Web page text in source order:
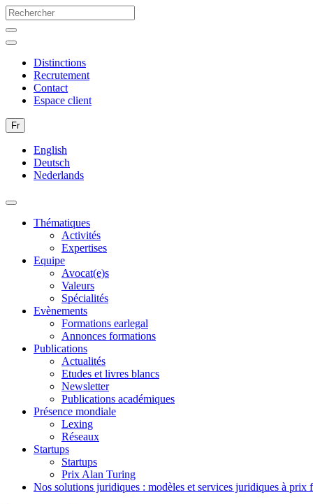
Distinctions
Recrutement
Contact
Espace client
Fr
English
Deutsch
Nederlands
Thématiques
Activités
Expertises
Equipe
Avocat(e)s
Valeurs
Spécialités
Evènements
Formations earlegal
Annonces formations
Publications
Actualités
Etudes et livres blancs
Newsletter
Publications académiques
Présence mondiale
Lexing
Réseaux
Startups
Startups
Prix Alan Turing
Nos solutions juridiques : modèles et services juridiques à prix